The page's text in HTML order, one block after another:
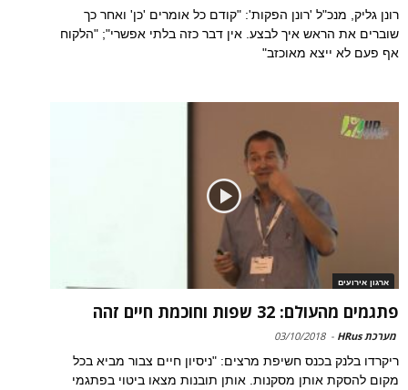
רונן גליק, מנכ"ל 'רונן הפקות': "קודם כל אומרים 'כן' ואחר כך
שוברים את הראש איך לבצע. אין דבר כזה בלתי אפשרי"; "הלקוח
אף פעם לא ייצא מאוכזב"
ארגון אירועים
פתגמים מהעולם: 32 שפות וחוכמת חיים זהה
מערכת HRus -
03/10/2018
ריקרדו בלנק בכנס חשיפת מרצים: "ניסיון חיים צבור מביא בכל
מקום להסקת אותן מסקנות. אותן תובנות מצאו ביטוי בפתגמי